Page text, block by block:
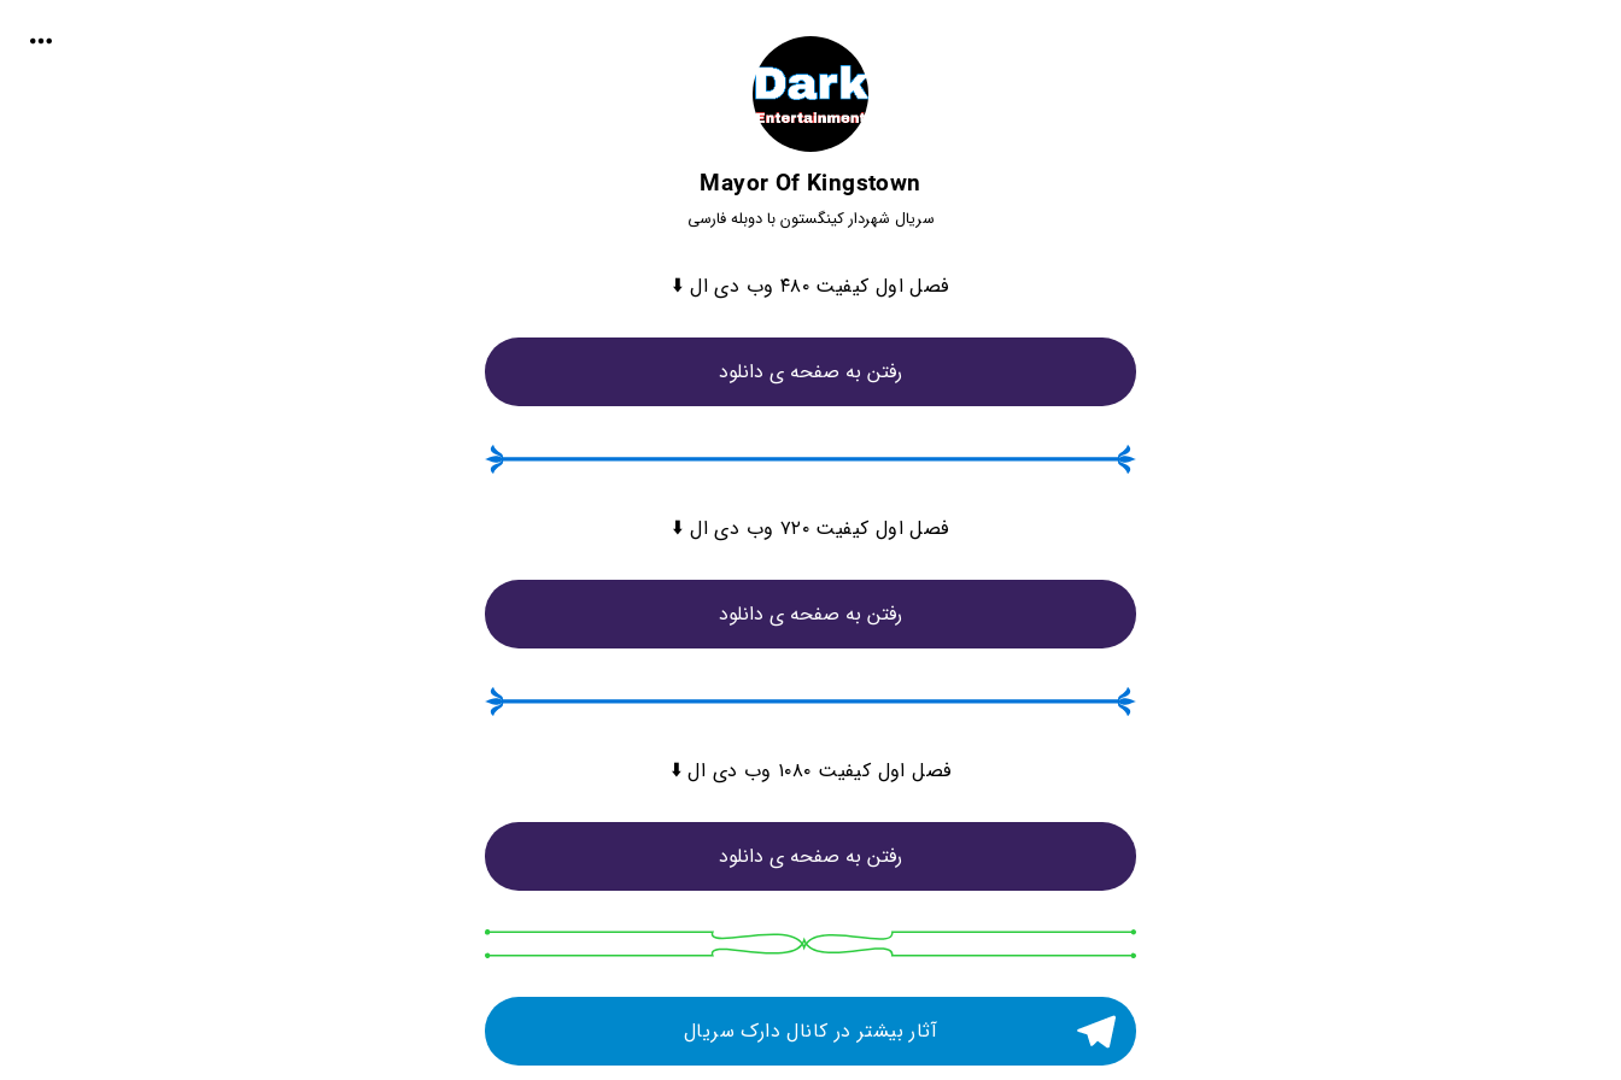
Mayor Of Kingstown
سریال شهردار کینگستون با دوبله فارسی
فصل اول کیفیت ۴۸۰ وب دی ال ⬇️
رفتن به صفحه ی دانلود
فصل اول کیفیت ۷۲۰ وب دی ال ⬇️
رفتن به صفحه ی دانلود
فصل اول کیفیت ۱۰۸۰ وب دی ال ⬇️
رفتن به صفحه ی دانلود
آثار بیشتر در کانال دارک سریال